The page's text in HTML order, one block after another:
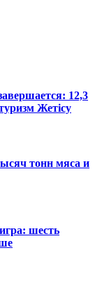
12,3
Жетісу
тонн мяса и
шесть